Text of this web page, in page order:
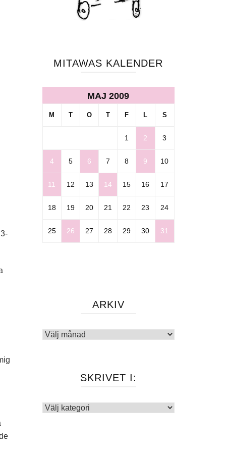
MITAWAS KALENDER
MAJ 2009
M T O T F L S
1 2 3
4 5 6 7 8 9 10
11 12 13 14 15 16 17
18 19 20 21 22 23 24
25 26 27 28 29 30 31
ARKIV
Arkiv
SKRIVET I:
Skrivet